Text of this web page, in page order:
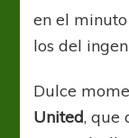
en el
los del
Dulce
United, que